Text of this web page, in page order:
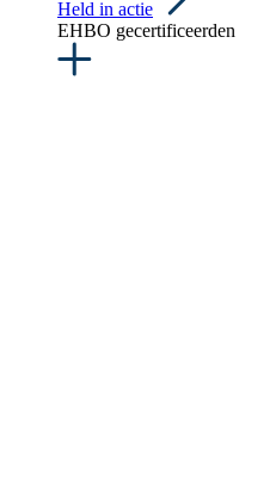
Held in actie
EHBO gecertificeerden